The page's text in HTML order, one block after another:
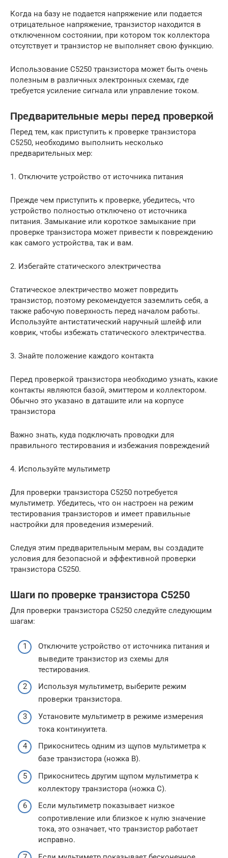
Когда на базу не подается напряжение или подается
отрицательное напряжение, транзистор находится в
отключенном состоянии, при котором ток коллектора
отсутствует и транзистор не выполняет свою функцию.
Использование C5250 транзистора может быть очень
полезным в различных электронных схемах, где
требуется усиление сигнала или управление током.
Предварительные меры перед проверкой
Перед тем, как приступить к проверке транзистора
C5250, необходимо выполнить несколько
предварительных мер:
1. Отключите устройство от источника питания
Прежде чем приступить к проверке, убедитесь, что
устройство полностью отключено от источника
питания. Замыкание или короткое замыкание при
проверке транзистора может привести к повреждению
как самого устройства, так и вам.
2. Избегайте статического электричества
Статическое электричество может повредить
транзистор, поэтому рекомендуется заземлить себя, а
также рабочую поверхность перед началом работы.
Используйте антистатический наручный шлейф или
коврик, чтобы избежать статического электричества.
3. Знайте положение каждого контакта
Перед проверкой транзистора необходимо узнать, какие
контакты являются базой, эмиттером и коллектором.
Обычно это указано в даташите или на корпусе
транзистора
Важно знать, куда подключать проводки для
правильного тестирования и избежания повреждений
4. Используйте мультиметр
Для проверки транзистора C5250 потребуется
мультиметр. Убедитесь, что он настроен на режим
тестирования транзисторов и имеет правильные
настройки для проведения измерений.
Следуя этим предварительным мерам, вы создадите
условия для безопасной и эффективной проверки
транзистора C5250.
Шаги по проверке транзистора C5250
Для проверки транзистора C5250 следуйте следующим
шагам:
Отключите устройство от источника питания и
выведите транзистор из схемы для
тестирования.
Используя мультиметр, выберите режим
проверки транзистора.
Установите мультиметр в режиме измерения
тока континуитета.
Прикоснитесь одним из щупов мультиметра к
базе транзистора (ножка B).
Прикоснитесь другим щупом мультиметра к
коллектору транзистора (ножка C).
Если мультиметр показывает низкое
сопротивление или близкое к нулю значение
тока, это означает, что транзистор работает
исправно.